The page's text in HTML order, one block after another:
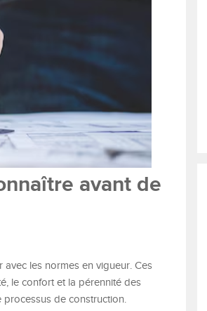
avant de
les normes en vigueur. Ces
le confort et la pérennité des
processus de construction.